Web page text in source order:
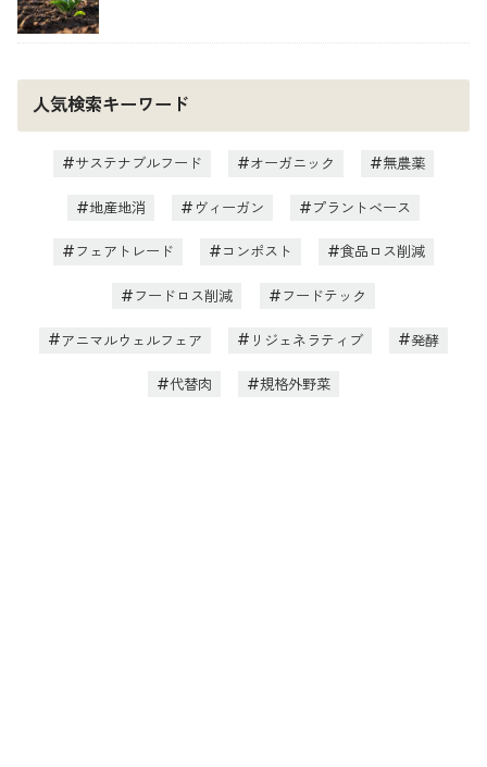
人気検索キーワード
サステナブルフード オーガニック 無農薬
地産地消 ヴィーガン プラントベース
フェアトレード コンポスト 食品ロス削減
フードロス削減 フードテック
アニマルウェルフェア リジェネラティブ 発酵
代替肉 規格外野菜